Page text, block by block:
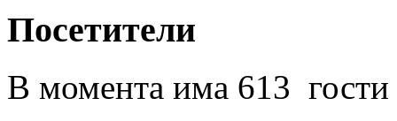
Посетители
В момента има 613 гости